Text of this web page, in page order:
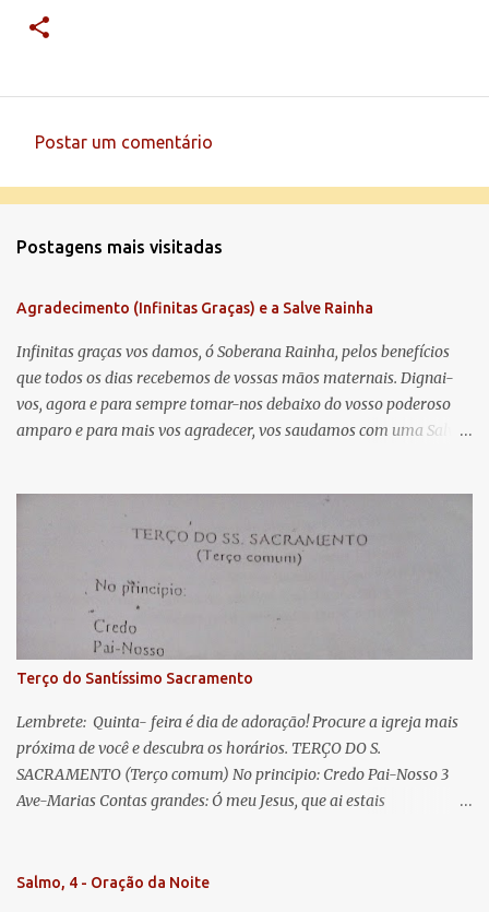
e
t
á
r
i
o
Postar um comentário
Postagens mais visitadas
Agradecimento (Infinitas Graças) e a Salve Rainha
Infinitas graças vos damos, ó Soberana Rainha, pelos benefícios
que todos os dias recebemos de vossas mãos maternais. Dignai-
vos, agora e para sempre tomar-nos debaixo do vosso poderoso
amparo e para mais vos agradecer, vos saudamos com uma Salve
lágrimas. Eia, pois, Advogada nossa, estes vossos olhos
misericordiosos a nós volvei, e depois deste desterro, mostrai-nos
Jesus. Bendito é o fruto do vosso ventre, ó clemente, ó piedosa, ó
doce e sempre Virgem Maria. Rogai por nós Santa Mãe de Deus.
Para que sejamos dignos das promessas de Cristo. Amém.
Terço do Santíssimo Sacramento
Lembrete: Quinta- feira é dia de adoração! Procure a igreja mais
próxima de você e descubra os horários. TERÇO DO S.
SACRAMENTO (Terço comum) No principio: Credo Pai-Nosso 3
Ave-Marias Contas grandes: Ó meu Jesus, que ai estais
Vós morra eu! Nas contas pequenas: Sacramento de Amor!
Salmo, 4 - Oração da Noite